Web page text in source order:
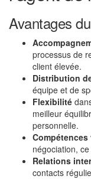
Avantages
processus de
client élevée.
Distribution
équipe et de
Flexibilité
meilleur
personnelle.
Compétences
négociation,
Relations
contacts